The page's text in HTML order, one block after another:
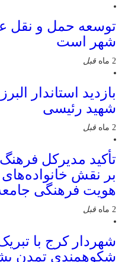
توسعه حمل و نقل
شهر است
2 ماه قبل
بازدید استاندار
شهید رئیسی
2 ماه قبل
تأکید مدیرکل
بر نقش
هویت فرهنگی
2 ماه قبل
شهردار کرج با
شکوهمندی تمدن